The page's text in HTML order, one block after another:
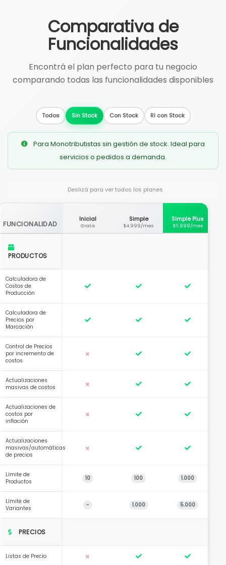
Comparativa de
Funcionalidades
Encontrá el plan perfecto para tu negocio
comparando todas las funcionalidades disponibles
Todos Sin Stock Con Stock RI con Stock
Para Monotributistas sin gestión de stock. Ideal para
servicios o pedidos a demanda.
Deslizá para ver todos los planes
FUNCIONALIDAD
Inicial
Gratis
Simple
$4.999/mes
Simple Plus
$11.999/mes
PRODUCTOS
Calculadora de
Costos de
Producción
Calculadora de
Precios por
Marcación
Control de Precios
por incremento de
costos
Actualizaciones
masivas de costos
Actualizaciones de
costos por
inflación
Actualizaciones
masivas/automáticas
de precios
Límite de
Productos
10 100 1.000
Límite de
Variantes
- 1.000 5.000
PRECIOS
Listas de Precio